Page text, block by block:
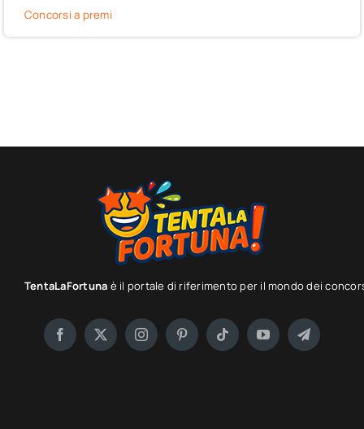
Concorsi a premi
TentaLaFortuna è il portale di riferimento per il mondo dei